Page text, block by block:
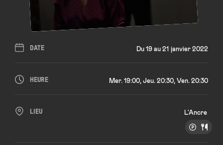
DATE Du 19 au 21 janvier 2022
HEURE Mer. 19:00, Jeu. 20:30, Ven. 20:30
LIEU L'Ancre